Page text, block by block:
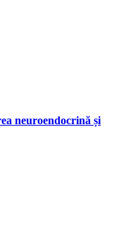
neuroendocrină și